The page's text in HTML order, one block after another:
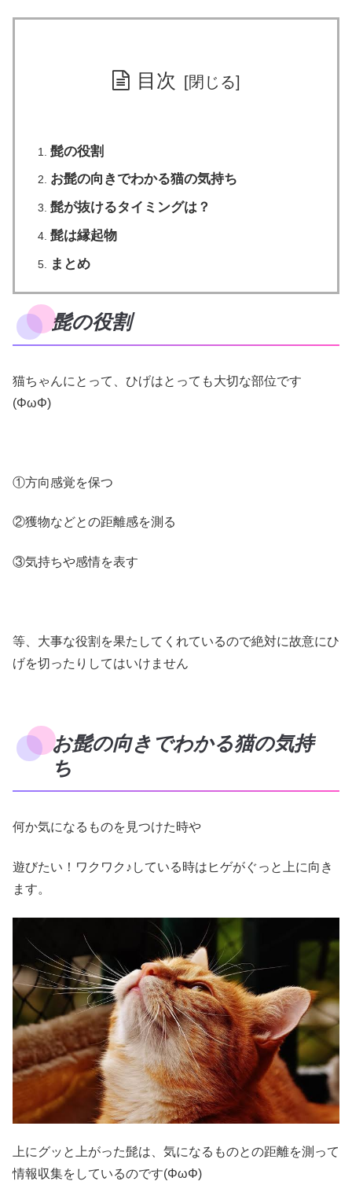
目次
髭の役割
お髭の向きでわかる猫の気持ち
髭が抜けるタイミングは？
髭は縁起物
まとめ
髭の役割
猫ちゃんにとって、ひげはとっても大切な部位です
(ΦωΦ)
①方向感覚を保つ
②獲物などとの距離感を測る
③気持ちや感情を表す
等、大事な役割を果たしてくれているので絶対に故意にひ
げを切ったりしてはいけません
お髭の向きでわかる猫の気持
ち
何か気になるものを見つけた時や
遊びたい！ワクワク♪している時はヒゲがぐっと上に向き
ます。
上にグッと上がった髭は、気になるものとの距離を測って
情報収集をしているのです(ΦωΦ)